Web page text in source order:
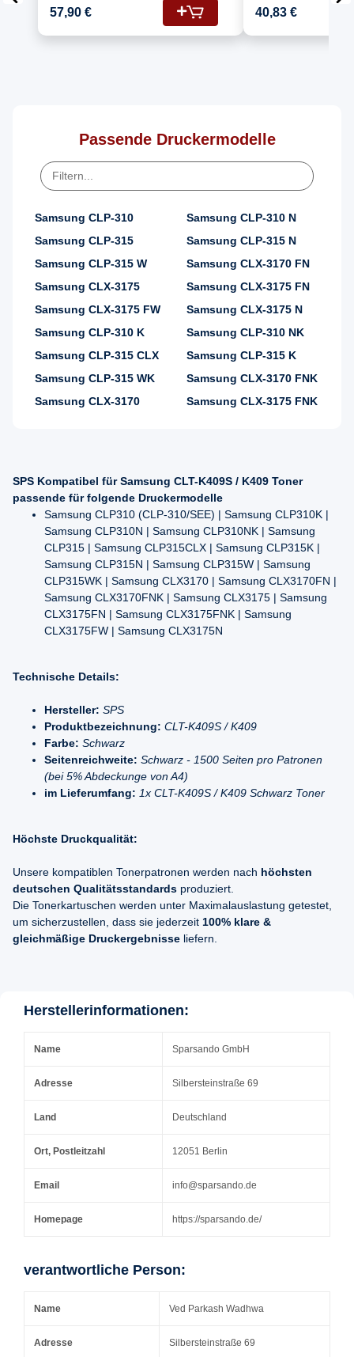
Drucker Toners
Samsung K4092S CLT-
K4092S Schwarz,
57,90 €
(CLT-
CLT-
40,83 €
Passende Druckermodelle
Samsung CLP-310
Samsung CLP-310 N
Samsung CLP-315
Samsung CLP-315 N
Samsung CLP-315 W
Samsung CLX-3170 FN
Samsung CLX-3175
Samsung CLX-3175 FN
Samsung CLX-3175 FW
Samsung CLX-3175 N
Samsung CLP-310 K
Samsung CLP-310 NK
Samsung CLP-315 CLX
Samsung CLP-315 K
Samsung CLP-315 WK
Samsung CLX-3170 FNK
Samsung CLX-3170
Samsung CLX-3175 FNK
SPS Kompatibel für Samsung CLT-K409S / K409 Toner
passende für folgende Druckermodelle
Samsung CLP310 (CLP-310/SEE) | Samsung CLP310K |
Samsung CLP310N | Samsung CLP310NK | Samsung
CLP315 | Samsung CLP315CLX | Samsung CLP315K |
Samsung CLP315N | Samsung CLP315W | Samsung
CLP315WK | Samsung CLX3170 | Samsung CLX3170FN |
Samsung CLX3170FNK | Samsung CLX3175 | Samsung
CLX3175FN | Samsung CLX3175FNK | Samsung
CLX3175FW | Samsung CLX3175N
Technische Details:
Hersteller: SPS
Produktbezeichnung: CLT-K409S / K409
Farbe: Schwarz
Seitenreichweite: Schwarz - 1500 Seiten pro Patronen
(bei 5% Abdeckunge von A4)
im Lieferumfang: 1x CLT-K409S / K409 Schwarz Toner
Höchste Druckqualität:
Unsere kompatiblen Tonerpatronen werden nach höchsten
deutschen Qualitätsstandards produziert.
Die Tonerkartuschen werden unter Maximalauslastung getestet,
um sicherzustellen, dass sie jederzeit 100% klare &
gleichmäßige Druckergebnisse liefern.
Herstellerinformationen:
Name Sparsando GmbH
Adresse Silbersteinstraße 69
Land Deutschland
Ort, Postleitzahl 12051 Berlin
Email info@sparsando.de
Homepage https://sparsando.de/
verantwortliche Person:
Name Ved Parkash Wadhwa
Adresse Silbersteinstraße 69